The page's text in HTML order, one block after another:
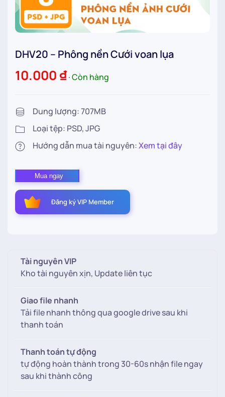
DHV20 – Phông nền Cưới voan lụa
10.000 ₫∙Còn hàng
Dung lượng: 707MB
Loại tệp: PSD, JPG
Hướng dẫn mua tài nguyên:Xem tại đây
DHV20
–
Phông
nền
số
lượng
Mua ngay
Đăng ký VIP Member
Tài nguyên VIP
Kho tài nguyên xịn, Update liên tục
Giao file nhanh
Tải file nhanh thông qua google drive sau khi
thanh toán
Thanh toán tự động
tự động hoàn thành trong 30-60s nhận file ngay
sau khi thành công